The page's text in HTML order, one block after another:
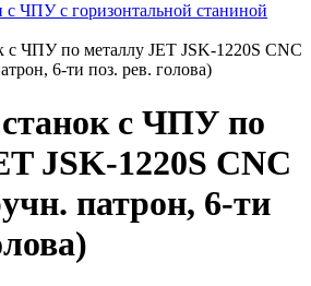
с ЧПУ с горизонтальной станиной
с ЧПУ по металлу JET JSK-1220S CNC
6-ти поз. рев. голова)
с ЧПУ по
JSK-1220S CNC
патрон, 6-ти